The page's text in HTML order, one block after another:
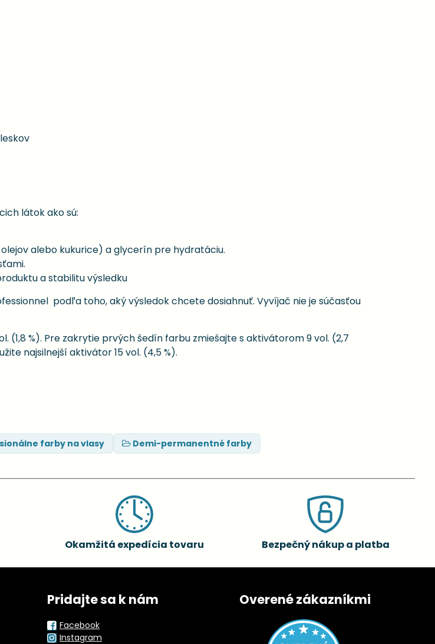
látok ako sú:
alebo kukurice) a glycerín pre hydratáciu.
a stabilitu výsledku
podľa toho, aký výsledok chcete dosiahnuť. Vyvíjač nie je súčasťou
(1,8 %). Pre zakrytie prvých šedín farbu zmiešajte s aktivátorom 9 vol. (2,7
najsilnejší aktivátor 15 vol. (4,5 %).
farby na vlasy Demi-permanentné farby
Okamžitá expedícia tovaru Bezpečný nákup a platba
Pridajte sa k nám
Facebook
Instagram
Overené zákazníkmi